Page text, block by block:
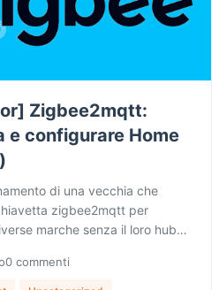
Zigbee2mqtt:
e configurare Home
di una vecchia che
zigbee2mqtt per
marche senza il loro hub…
0 commenti